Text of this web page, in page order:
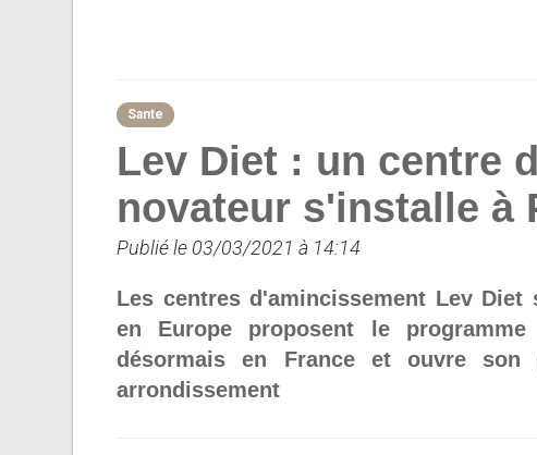
Sante
Lev Diet : un centre
novateur s'installe à
Publié le 03/03/2021 à 14:14
Les centres d'amincissement Lev
en Europe proposent le
désormais en France et ouvre
arrondissement